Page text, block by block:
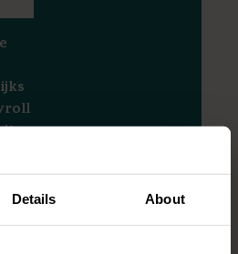
Details About
mag